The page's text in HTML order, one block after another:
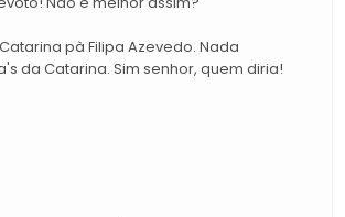
pà Filipa Azevedo. Nada
da Catarina. Sim senhor, quem diria!